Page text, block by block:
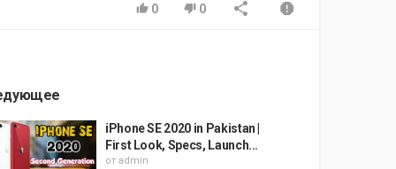
0 0
iPhone SE 2020 in Pakistan |
First Look, Specs, Launch...
от admin